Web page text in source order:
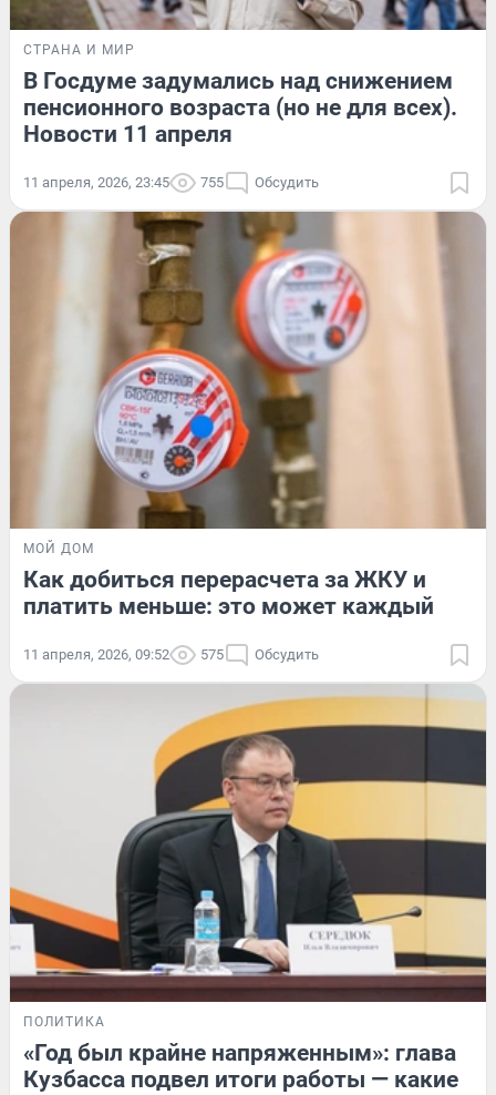
СТРАНА И МИР
В Госдуме задумались над снижением
пенсионного возраста (но не для всех).
Новости 11 апреля
11 апреля, 2026, 23:45 755 Обсудить
МОЙ ДОМ
Как добиться перерасчета за ЖКУ и
платить меньше: это может каждый
11 апреля, 2026, 09:52 575 Обсудить
ПОЛИТИКА
«Год был крайне напряженным»: глава
Кузбасса подвел итоги работы — какие